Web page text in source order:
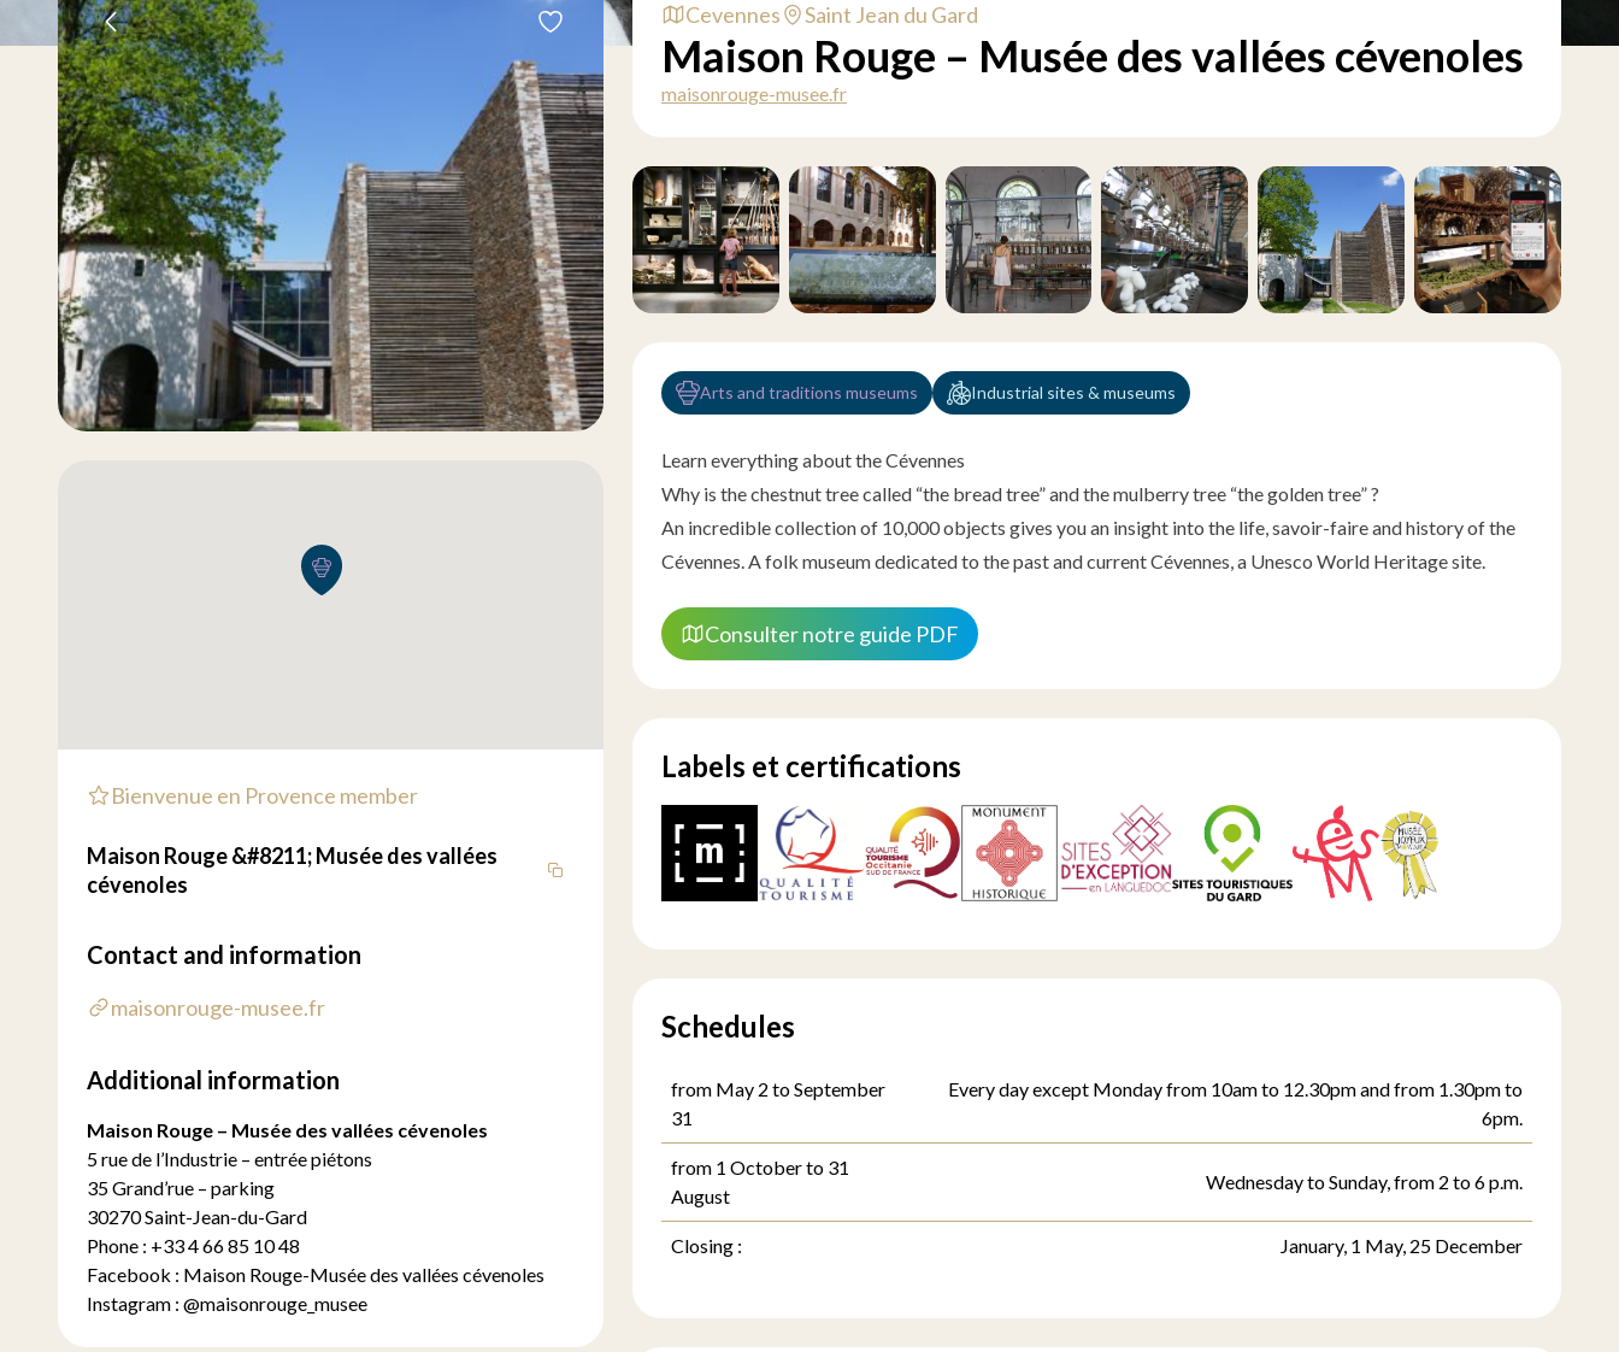
Cevennes Saint Jean du Gard
Maison Rouge – Musée des vallées cévenoles
maisonrouge-musee.fr
Bienvenue en Provence member
Maison Rouge &#8211; Musée des vallées
cévenoles
Contact and information
maisonrouge-musee.fr
Additional information
Maison Rouge – Musée des vallées cévenoles
5 rue de l’Industrie – entrée piétons
35 Grand’rue – parking
30270 Saint-Jean-du-Gard
Phone : +33 4 66 85 10 48
Facebook : Maison Rouge-Musée des vallées cévenoles
Instagram : @maisonrouge_musee
Arts and traditions museums Industrial sites & museums
Learn everything about the Cévennes
Why is the chestnut tree called “the bread tree” and the mulberry tree “the golden tree” ?
An incredible collection of 10,000 objects gives you an insight into the life, savoir-faire and history of the
Cévennes. A folk museum dedicated to the past and current Cévennes, a Unesco World Heritage site.
Consulter notre guide PDF
Labels et certifications
Schedules
from May 2 to September
31
Every day except Monday from 10am to 12.30pm and from 1.30pm to
6pm.
from 1 October to 31
August
Wednesday to Sunday, from 2 to 6 p.m.
Closing : January, 1 May, 25 December